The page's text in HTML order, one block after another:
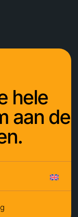
hele
aan de